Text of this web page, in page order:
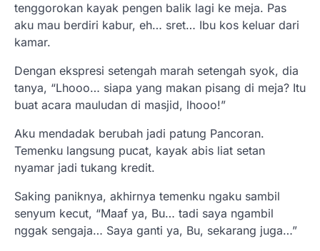
tenggorokan kayak pengen balik lagi ke meja. Pas
aku mau berdiri kabur, eh… sret… Ibu kos keluar dari
kamar.
Dengan ekspresi setengah marah setengah syok, dia
tanya, “Lhooo… siapa yang makan pisang di meja? Itu
buat acara mauludan di masjid, lhooo!”
Aku mendadak berubah jadi patung Pancoran.
Temenku langsung pucat, kayak abis liat setan
nyamar jadi tukang kredit.
Saking paniknya, akhirnya temenku ngaku sambil
senyum kecut, “Maaf ya, Bu… tadi saya ngambil
nggak sengaja… Saya ganti ya, Bu, sekarang juga…”